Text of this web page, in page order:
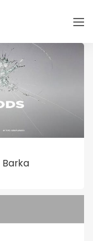
Barka